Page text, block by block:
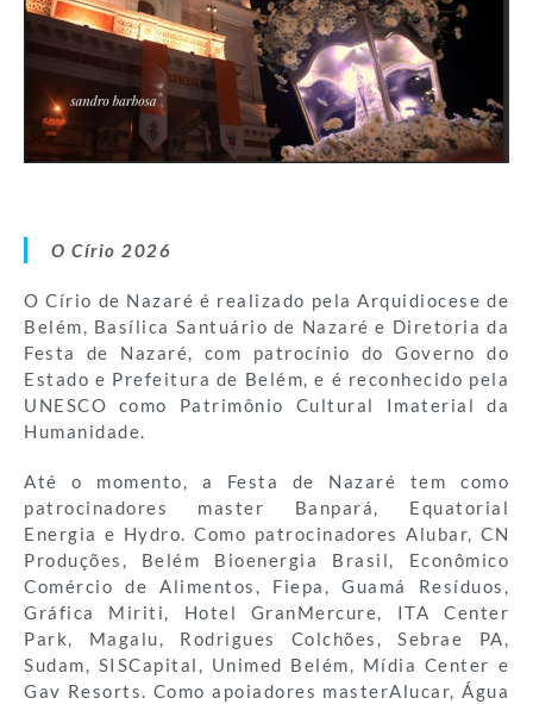
O Círio 2026
O Círio de Nazaré é realizado pela Arquidiocese de
Belém, Basílica Santuário de Nazaré e Diretoria da
Festa de Nazaré, com patrocínio do Governo do
Estado e Prefeitura de Belém, e é reconhecido pela
UNESCO como Patrimônio Cultural Imaterial da
Humanidade.
Até o momento, a Festa de Nazaré tem como
patrocinadores master Banpará, Equatorial
Energia e Hydro. Como patrocinadores Alubar, CN
Produções, Belém Bioenergia Brasil, Econômico
Comércio de Alimentos, Fiepa, Guamá Resíduos,
Gráfica Miriti, Hotel GranMercure, ITA Center
Park, Magalu, Rodrigues Colchões, Sebrae PA,
Sudam, SISCapital, Unimed Belém, Mídia Center e
Gav Resorts. Como apoiadores masterAlucar, Água